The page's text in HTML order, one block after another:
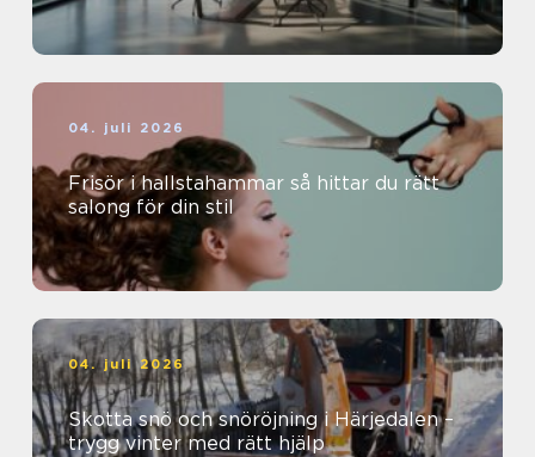
04. juli 2026
Frisör i hallstahammar så hittar du rätt
salong för din stil
04. juli 2026
Skotta snö och snöröjning i Härjedalen –
trygg vinter med rätt hjälp